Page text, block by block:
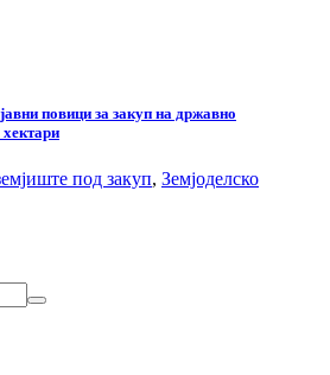
повици за закуп на државно
хектари
под закуп, Земјоделско